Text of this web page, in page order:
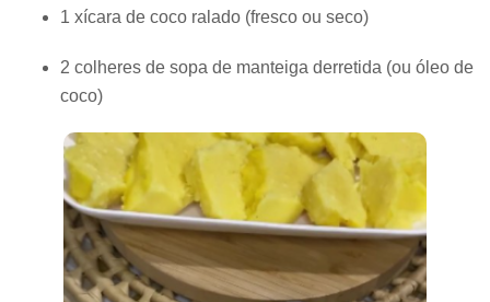
1 xícara de coco ralado (fresco ou seco)
2 colheres de sopa de manteiga derretida (ou óleo de
coco)